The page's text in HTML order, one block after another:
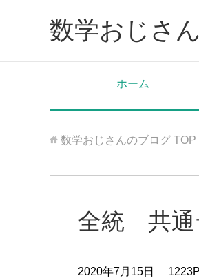
数学おじさ
ホーム
数学おじさんのブログ TOP
全統 共
2020年7月15日